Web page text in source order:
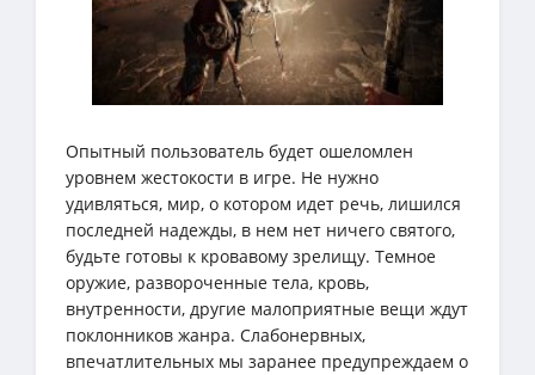
Опытный пользователь будет ошеломлен
уровнем жестокости в игре. Не нужно
удивляться, мир, о котором идет речь, лишился
последней надежды, в нем нет ничего святого,
будьте готовы к кровавому зрелищу. Темное
оружие, развороченные тела, кровь,
внутренности, другие малоприятные вещи ждут
поклонников жанра. Слабонервных,
впечатлительных мы заранее предупреждаем о